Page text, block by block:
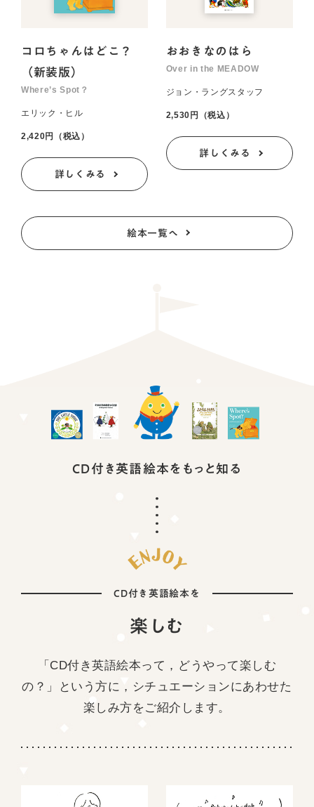
コロちゃんはどこ？
（新装版）
Where’s Spot？
エリック・ヒル
2,420円（税込）
詳しくみる
おおきなのはら
Over in the MEADOW
ジョン・ラングスタッフ
2,530円（税込）
詳しくみる
絵本一覧へ
CD付き英語絵本を もっと知る
CD付き英語絵本を
楽しむ
「CD付き英語絵本って，どうやって楽しむ
の？」という方に， シチュエーションにあわせた
楽しみ方をご紹介します。